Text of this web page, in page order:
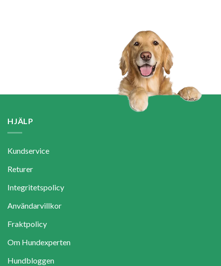
HJÄLP
Kundservice
Returer
Integritetspolicy
Användarvillkor
Fraktpolicy
Om Hundexperten
Hundbloggen